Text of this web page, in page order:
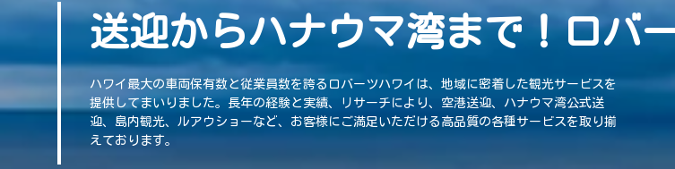
送迎からハナウマ湾まで！ロバ
ハワイ最大の車両保有数と従業員数を誇るロバーツハワイは、地域に密着した観光サービスを
提供してまいりました。長年の経験と実績、リサーチにより、空港送迎、ハナウマ湾公式送
迎、島内観光、ルアウショーなど、お客様にご満足いただける高品質の各種サービスを取り揃
えております。